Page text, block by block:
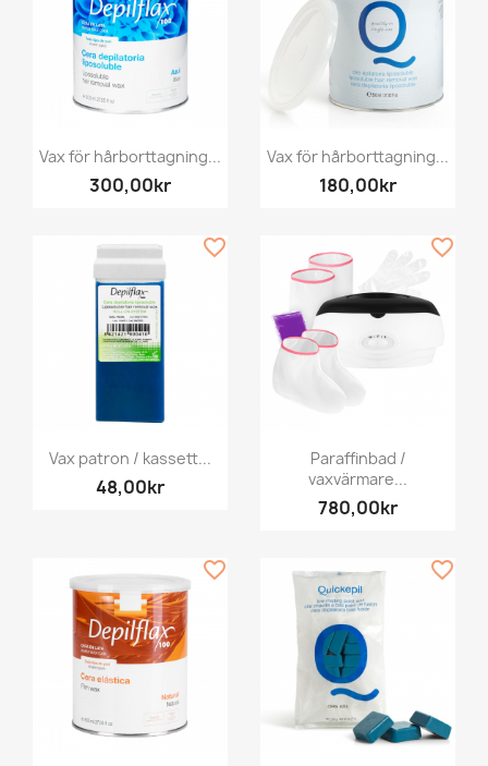
Vax för hårborttagning...
300,00kr
Vax för hårborttagning...
180,00kr
Vax patron / kassett...
48,00kr
favorite_border
Paraffinbad /
vaxvärmare...
780,00kr
favorite_border
favorite_border favorite_border